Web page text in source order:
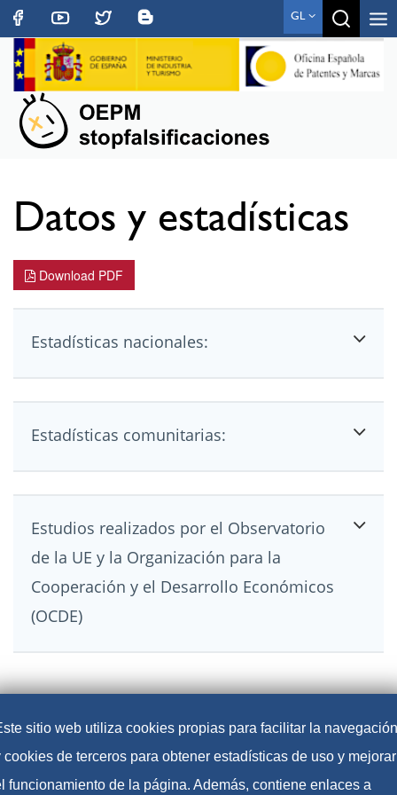
Toggle
GL
Datos y estadísticas
Download PDF
Estadísticas nacionales:
Estadísticas comunitarias:
Estudios realizados por el Observatorio
de la UE y la Organización para la
Cooperación y el Desarrollo Económicos
(OCDE)
sitio web utiliza cookies propias para facilitar la navegación
cookies de terceros para obtener estadísticas de uso y mejorar
funcionamiento de la página. Además, contiene enlaces a